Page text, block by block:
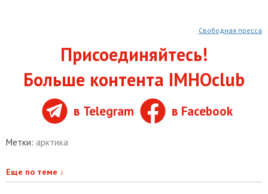
Свободная пресса
Присоединяйтесь!
Больше контента IMHOclub
в Telegram в Facebook
Метки: арктика
Еще по теме ↓